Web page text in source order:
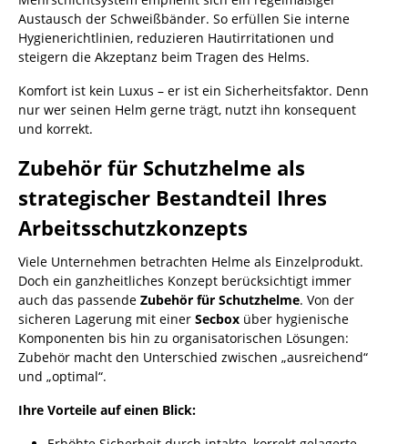
Austausch der Schweißbänder. So erfüllen Sie interne
Hygienerichtlinien, reduzieren Hautirritationen und
steigern die Akzeptanz beim Tragen des Helms.
Komfort ist kein Luxus – er ist ein Sicherheitsfaktor. Denn
nur wer seinen Helm gerne trägt, nutzt ihn konsequent
und korrekt.
Zubehör für Schutzhelme als
strategischer Bestandteil Ihres
Arbeitsschutzkonzepts
Viele Unternehmen betrachten Helme als Einzelprodukt.
Doch ein ganzheitliches Konzept berücksichtigt immer
auch das passende Zubehör für Schutzhelme. Von der
sicheren Lagerung mit einer Secbox über hygienische
Komponenten bis hin zu organisatorischen Lösungen:
Zubehör macht den Unterschied zwischen „ausreichend“
und „optimal“.
Ihre Vorteile auf einen Blick: